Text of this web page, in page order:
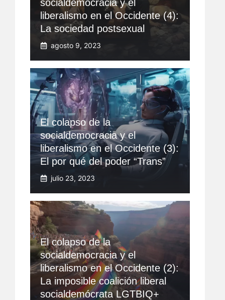
socialdemocracia y el
liberalismo en el Occidente (4):
La sociedad postsexual
agosto 9, 2023
El colapso de la
socialdemocracia y el
liberalismo en el Occidente (3):
El por qué del poder “Trans”
julio 23, 2023
El colapso de la
socialdemocracia y el
liberalismo en el Occidente (2):
La imposible coalición liberal
socialdemócrata LGTBIQ+